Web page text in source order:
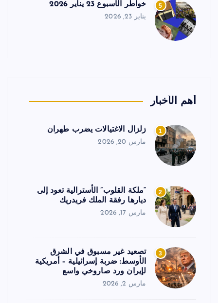
5 خواطر الأسبوع 23 يناير 2026
يناير 23, 2026
أهم الأخبار
1 زلزال الاغتيالات يضرب طهران
مارس 20, 2026
2
“ملكة القلوب” الأسترالية تعود إلى
ديارها رفقة الملك فريدريك
مارس 17, 2026
3
تصعيد غير مسبوق في الشرق
الأوسط: ضربة إسرائيلية – أمريكية
لإيران ورد صاروخي واسع
مارس 2, 2026